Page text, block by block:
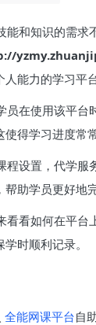
能和知识的需求
能力的学习平台
员在使用该平台
得学习进度常
程设置，代学服
助学员更好地
看看如何在平台
时顺利记录。
全能网课平台自